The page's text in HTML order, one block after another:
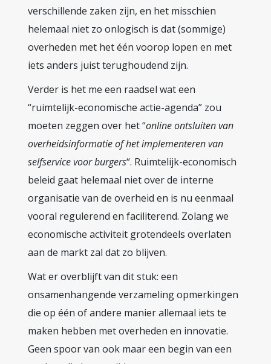
verschillende zaken zijn, en het misschien
helemaal niet zo onlogisch is dat (sommige)
overheden met het één voorop lopen en met
iets anders juist terughoudend zijn.
Verder is het me een raadsel wat een
“ruimtelijk-economische actie-agenda” zou
moeten zeggen over het “online ontsluiten van
overheidsinformatie of het implementeren van
selfservice voor burgers“. Ruimtelijk-economisch
beleid gaat helemaal niet over de interne
organisatie van de overheid en is nu eenmaal
vooral regulerend en faciliterend. Zolang we
economische activiteit grotendeels overlaten
aan de markt zal dat zo blijven.
Wat er overblijft van dit stuk: een
onsamenhangende verzameling opmerkingen
die op één of andere manier allemaal iets te
maken hebben met overheden en innovatie.
Geen spoor van ook maar een begin van een